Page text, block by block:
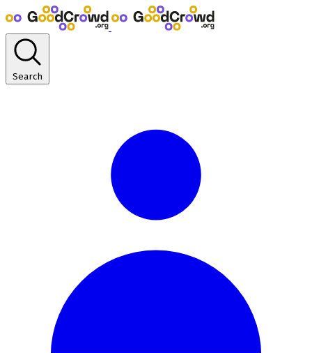
Search